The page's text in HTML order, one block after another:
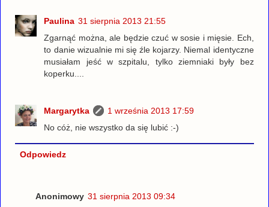
Paulina 31 sierpnia 2013 21:55
Zgarnąć można, ale będzie czuć w sosie i mięsie. Ech,
to danie wizualnie mi się źle kojarzy. Niemal identyczne
musiałam jeść w szpitalu, tylko ziemniaki były bez
koperku....
Margarytka
1 września 2013 17:59
No cóż, nie wszystko da się lubić :-)
Odpowiedz
Anonimowy 31 sierpnia 2013 09:34